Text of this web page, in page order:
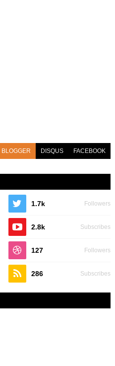
BLOGGER DISQUS FACEBOOK
1.7k Followers
2.8k Subscribes
127 Followers
286 Subscribes